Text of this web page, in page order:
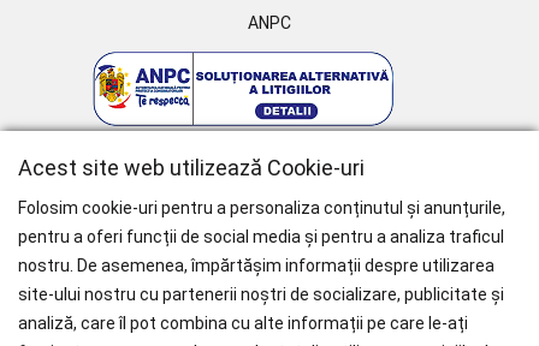
ANPC
WHY CHOOSE PAÏSI
Branduri Internationale
Acest site web utilizează Cookie-uri
Folosim cookie-uri pentru a personaliza conținutul și anunțurile,
pentru a oferi funcții de social media și pentru a analiza traficul
nostru. De asemenea, împărtășim informații despre utilizarea
site-ului nostru cu partenerii noștri de socializare, publicitate și
analiză, care îl pot combina cu alte informații pe care le-ați